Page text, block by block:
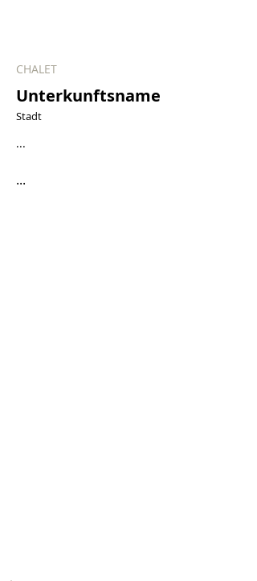
CHALET
Unterkunftsname
Stadt
...
...